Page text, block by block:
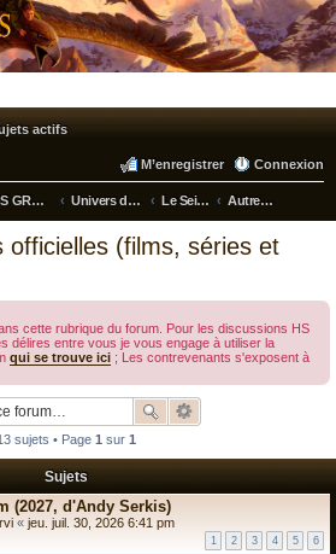
actifs
Connexion
M’enregistrer
NOS GRANDES PASSIONS Univers de Tolkien Le Seigneur des Anneaux
Autres adaptations officielles (films, séries et dessins animés)
officielles (films, séries et
cette rubrique du forum. Pour les discussions HS
délires entre vous je vous engage à utiliser la
qui se trouve ici ; Les contrevenants s'exposent à
sujets • Page 1 sur 1
Sujets
(2027, d'Andy Serkis)
« jeu. juil. 30, 2026 6:41 pm
1 2 3 4 5 6